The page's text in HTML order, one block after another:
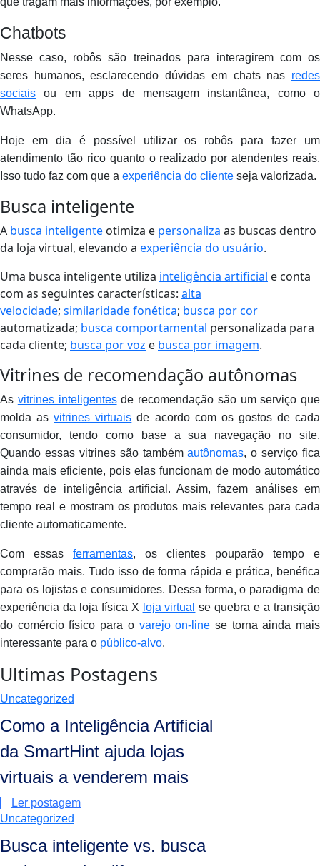
Chatbots
Nesse caso, robôs são treinados para interagirem com os
seres humanos, esclarecendo dúvidas em chats nas redes
sociais ou em apps de mensagem instantânea, como o
WhatsApp.
Hoje em dia é possível utilizar os robôs para fazer um
atendimento tão rico quanto o realizado por atendentes reais.
Isso tudo faz com que a experiência do cliente seja valorizada.
Busca inteligente
A busca inteligente otimiza e personaliza as buscas dentro
da loja virtual, elevando a experiência do usuário.
Uma busca inteligente utiliza inteligência artificial e conta
com as seguintes características: alta
velocidade; similaridade fonética; busca por cor
automatizada; busca comportamental personalizada para
cada cliente; busca por voz e busca por imagem.
Vitrines de recomendação autônomas
As vitrines inteligentesde recomendação são um serviço que
molda asvitrines virtuais de acordo com os gostos de cada
consumidor, tendo como base a sua navegação no site.
Quando essas vitrines são tambémautônomas, o serviço fica
ainda mais eficiente, pois elas funcionam de modo automático
através de inteligência artificial. Assim, fazem análises em
tempo real e mostram os produtos mais relevantes para cada
cliente automaticamente.
Com essas ferramentas, os clientes pouparão tempo e
comprarão mais. Tudo isso de forma rápida e prática, benéfica
para os lojistas e consumidores. Dessa forma, o paradigma de
experiência da loja física X loja virtual se quebra e a transição
do comércio físico para o varejo on-line se torna ainda mais
interessante para o público-alvo.
Ultimas Postagens
Uncategorized
Como a Inteligência Artificial
da SmartHint ajuda lojas
virtuais a venderem mais
Ler postagem
Uncategorized
Busca inteligente vs. busca